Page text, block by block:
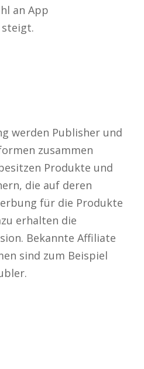
an App
werden Publisher und
zusammen
Produkte und
die auf deren
für die Produkte
erhalten die
Bekannte Affiliate
sind zum Beispiel